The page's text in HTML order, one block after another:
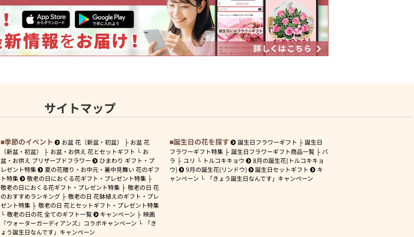
サイトマップ
季節のイベント お盆 花（新盆・初盆）
お盆 花
（新盆・初盆）
お盆・お供え 花とセットギフト
お
盆・お供え プリザーブドフラワー
ひまわり ギフト・プ
レゼント特集
夏の花贈り・お中元・暑中見舞い 花のギフ
ト特集
敬老の日におくる花ギフト・プレゼント特集
敬老の日におくる花ギフト・プレゼント特集
敬老の日 花
のおすすめランキング
敬老の日 花鉢植えのギフト・プレ
ゼント特集
敬老の日 花とセットギフト・プレゼント特集
敬老の日の花 全てのギフト一覧
キャンペーン
映画
『ウォーターガーディアンズ』コラボキャンペーン
「き
ょう誕生日なんです」キャンペーン
誕生日の花を探す 誕生日フラワーギフト
誕生日
フラワーギフト特集
誕生日フラワーギフト商品一覧
バ
ラ
ユリ トルコキキョウ
8月の誕生花(トルコキキョ
ウ)
9月の誕生花(リンドウ) 誕生日セットギフト
キ
ャンペーン
「きょう誕生日なんです」キャンペーン